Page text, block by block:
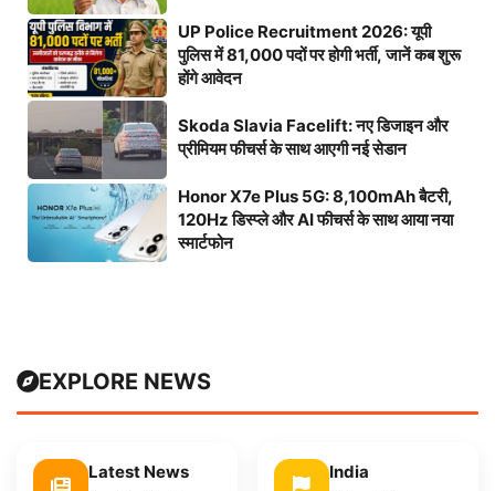
UP Police Recruitment 2026: यूपी
पुलिस में 81,000 पदों पर होगी भर्ती, जानें कब शुरू
होंगे आवेदन
Skoda Slavia Facelift: नए डिजाइन और
प्रीमियम फीचर्स के साथ आएगी नई सेडान
Honor X7e Plus 5G: 8,100mAh बैटरी,
120Hz डिस्प्ले और AI फीचर्स के साथ आया नया
स्मार्टफोन
EXPLORE NEWS
Latest News India